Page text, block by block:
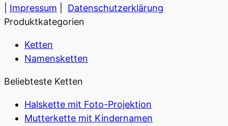
Impressum
Datenschutzerklärung
Produktkategorien
Ketten
Namensketten
Beliebteste Ketten
Halskette mit Foto-Projektion
Mutterkette mit Kindernamen